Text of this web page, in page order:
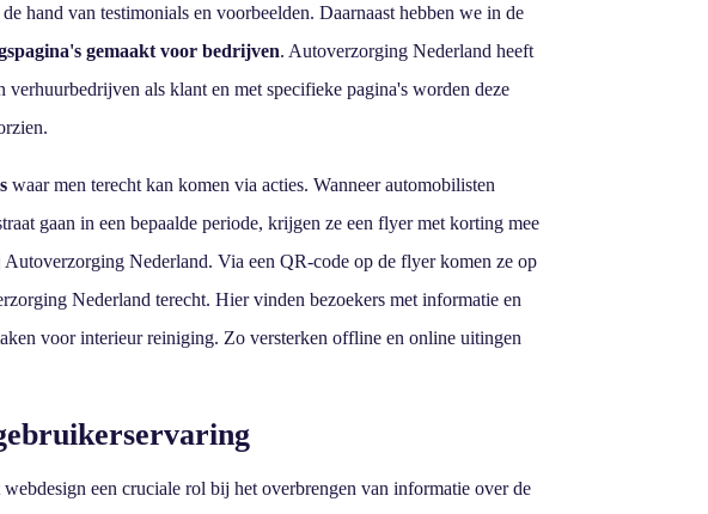
hand van testimonials en voorbeelden. Daarnaast hebben we in de
gemaakt voor bedrijven. Autoverzorging Nederland heeft
verhuurbedrijven als klant en met specifieke pagina's worden deze
waar men terecht kan komen via acties. Wanneer automobilisten
gaan in een bepaalde periode, krijgen ze een flyer met korting mee
Nederland. Via een QR-code op de flyer komen ze op
Nederland terecht. Hier vinden bezoekers met informatie en
voor interieur reiniging. Zo versterken offline en online uitingen
webdesign een cruciale rol bij het overbrengen van informatie over de